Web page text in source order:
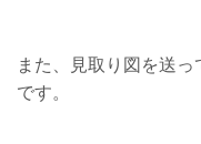
また、見取り図を送
です。